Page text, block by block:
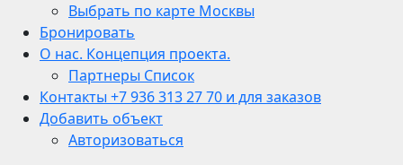
Выбрать по карте Москвы
Бронировать
О нас. Концепция проекта.
Партнеры Список
Контакты +7 936 313 27 70 и для заказов
Добавить объект
Авторизоваться